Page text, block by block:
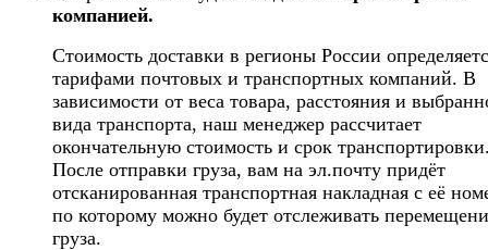
компанией.
Стоимость доставки в регионы России
тарифами почтовых и транспортных компаний. В
зависимости от веса товара, расстояния и
вида транспорта, наш менеджер рассчитает
окончательную стоимость и срок
После отправки груза, вам на эл.почту придёт
отсканированная транспортная накладная с её
по которому можно будет отслеживать
груза.